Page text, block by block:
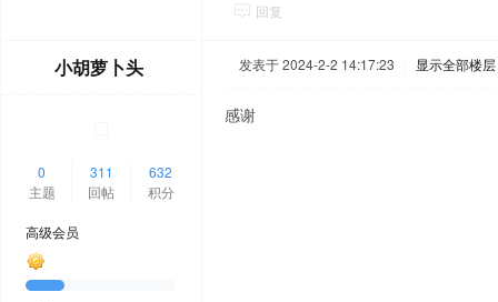
回复
小胡萝卜头
0
主题
311
回帖
632
积分
高级会员
发表于 2024-2-2 14:17:23 显示全部楼层
感谢